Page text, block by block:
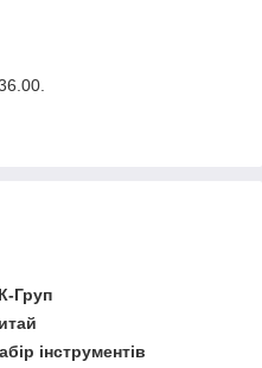
Груп
інструментів